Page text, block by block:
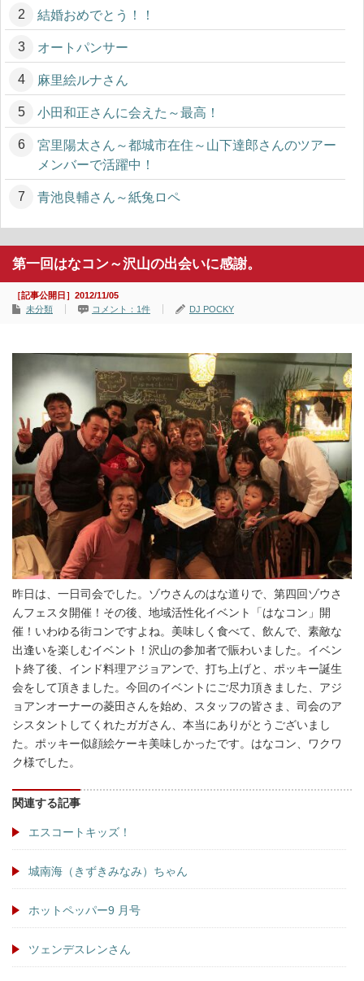
結婚おめでとう！！
オートパンサー
麻里絵ルナさん
小田和正さんに会えた～最高！
宮里陽太さん～都城市在住～山下達郎さんのツアー
メンバーで活躍中！
青池良輔さん～紙兔ロペ
第一回はなコン～沢山の出会いに感謝。
［記事公開日］2012/11/05
未分類
コメント：1件 DJ POCKY
昨日は、一日司会でした。ゾウさんのはな道りで、第四回ゾウさ
んフェスタ開催！その後、地域活性化イベント「はなコン」開
催！いわゆる街コンですよね。美味しく食べて、飲んで、素敵な
出逢いを楽しむイベント！沢山の参加者で賑わいました。イベン
ト終了後、インド料理アジョアンで、打ち上げと、ポッキー誕生
会をして頂きました。今回のイベントにご尽力頂きました、アジ
ョアンオーナーの菱田さんを始め、スタッフの皆さま、司会のア
シスタントしてくれたガガさん、本当にありがとうございまし
た。ポッキー似顔絵ケーキ美味しかったです。はなコン、ワクワ
ク様でした。
関連する記事
エスコートキッズ！
城南海（きずきみなみ）ちゃん
ホットペッパー9 月号
ツェンデスレンさん